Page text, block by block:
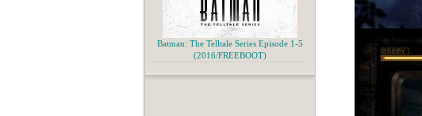
Batman: The Telltale Series Episode 1-5
(2016/FREEBOOT)